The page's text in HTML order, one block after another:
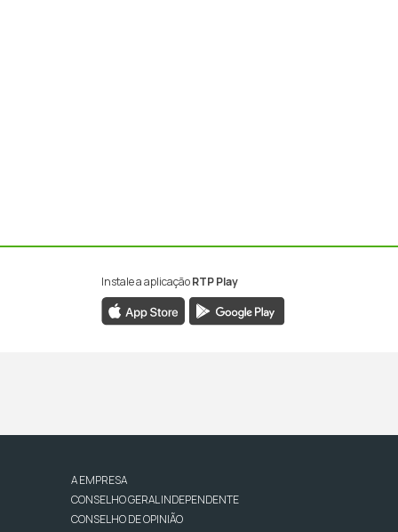
Instale a aplicaçãoRTP Play
A EMPRESA
CONSELHO GERAL INDEPENDENTE
CONSELHO DE OPINIÃO